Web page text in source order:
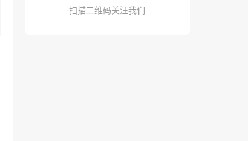
扫描二维码关注我们